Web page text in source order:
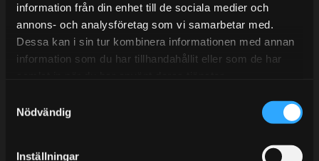
information från din enhet till de sociala medier och
annons- och analysföretag som vi samarbetar med.
Dessa kan i sin tur kombinera informationen med annan
information som du har tillhandahållit eller som de har
Nödvändig
Inställningar
Lunchstängt 12:00-13:00
Tel:031- 51 66 60